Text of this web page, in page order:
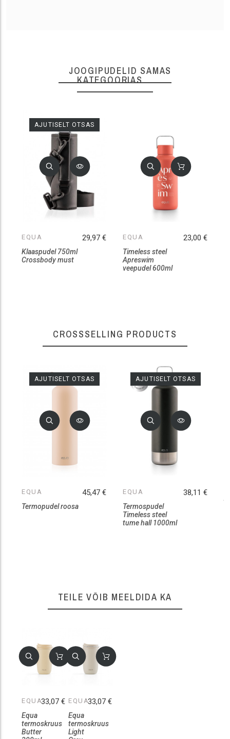
JOOGIPUDELID SAMAS
KATEGOORIAS
EQUA
Klaaspudel 750ml
Crossbody must
29,97 €
AJUTISELT OTSAS
EQUA
Timeless steel
Apreswim
veepudel 600ml
23,00 €
CROSSSELLING PRODUCTS
EQUA
Termopudel roosa
45,47 €
AJUTISELT OTSAS
EQUA
Termospudel
Timeless steel
tume hall 1000ml
38,11 €
AJUTISELT OTSAS
TEILE VÕIB MEELDIDA KA
EQUA
Equa
termoskruus
Butter
33,07 € EQUA
Equa
termoskruus
Light
33,07 €